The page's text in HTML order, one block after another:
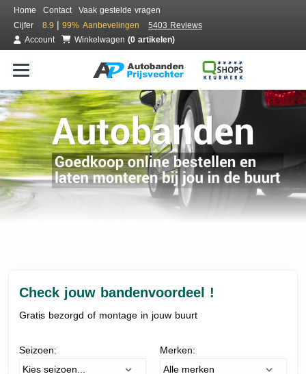
Home Contact
Vaak gestelde vragen
Cijfer
8.9 | 99% Aanbevelingen
5403 Reviews
Account
Winkelwagen (0 artikelen)
Check jouw bandenvoordeel !
Gratis bezorgd of montage in jouw buurt
Seizoen: Merken: